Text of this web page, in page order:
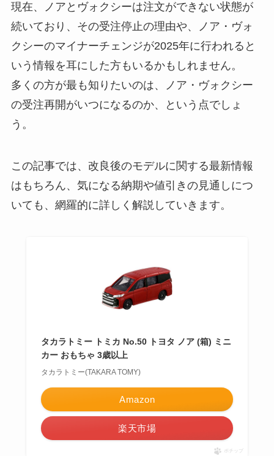
現在、ノアとヴォクシーは注文ができない状態が
続いており、その受注停止の理由や、ノア・ヴォ
クシーのマイナーチェンジが2025年に行われると
いう情報を耳にした方もいるかもしれません。
多くの方が最も知りたいのは、ノア・ヴォクシー
の受注再開がいつになるのか、という点でしょ
う。
この記事では、改良後のモデルに関する最新情報
はもちろん、気になる納期や値引きの見通しにつ
いても、網羅的に詳しく解説していきます。
タカラトミー トミカ No.50 トヨタ ノア (箱) ミニ
カー おもちゃ 3歳以上
タカラトミー(TAKARA TOMY)
Amazon
楽天市場
ポチップ